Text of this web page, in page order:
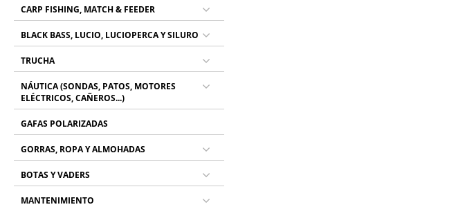
CARP FISHING, MATCH & FEEDER
BLACK BASS, LUCIO, LUCIOPERCA Y SILURO
TRUCHA
NÁUTICA (SONDAS, PATOS, MOTORES
ELÉCTRICOS, CAÑEROS...)
GAFAS POLARIZADAS
GORRAS, ROPA Y ALMOHADAS
BOTAS Y VADERS
MANTENIMIENTO